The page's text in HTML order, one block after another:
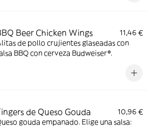
Beer Chicken Wings
11,46 €
de pollo crujientes glaseadas con
BBQ con cerveza Budweiser®.
de Queso Gouda
10,96 €
gouda empanado. Elige una salsa: